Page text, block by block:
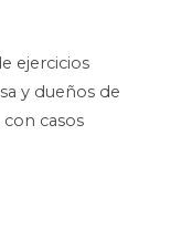
ejercicios
y dueños de
casos